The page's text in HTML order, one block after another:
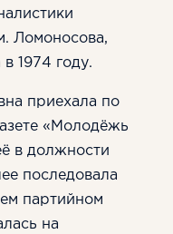
Ломоносова,
1974 году.
приехала по
«Молодёжь
в должности
последовала
партийном
на